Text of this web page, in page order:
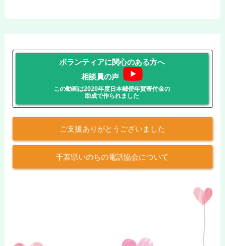
ボランティアに関心のある方へ
相談員の声
この動画は2020年度日本郵便年賀寄付金の
助成で作られました
ご支援ありがとうございました
千葉県いのちの電話協会について